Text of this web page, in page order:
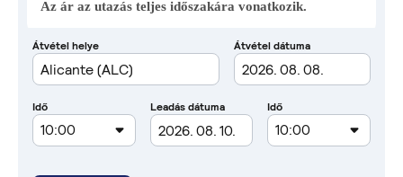
Az ár az utazás teljes időszakára vonatkozik.